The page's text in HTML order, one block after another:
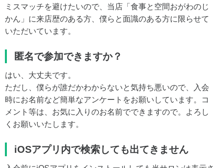
ミスマッチを避けたいので、当店「食事と空間おがわのじ
かん」に来店歴のある方、僕らと面識のある方に限らせて
いただいています。
匿名で参加できますか？
はい、大丈夫です。
ただし、僕らが誰だかわからないと気持ち悪いので、入会
時にお名前など簡単なアンケートをお願いしています。コ
メント等は、お気に入りのお名前でできますので。よろし
くお願いいたします。
iOSアプリ内で検索しても出てきません